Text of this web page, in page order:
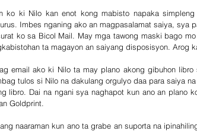
ko ki Nilo kan enot kong mabisto napaka
Imbes nganing ako an magpasalamat saiya, sya
ko sa Bicol Mail. May mga tawong maski bago
ta magayon an saiyang disposisyon. Arog
email ako ki Nilo ta may plano akong gibuhon
tulos si Nilo na dakulang orgulyo daa para saiya
libro. Dai na ngani sya naghapot kun ano an plano
Goldprint.
naaraman kun ano ta grabe an suporta na